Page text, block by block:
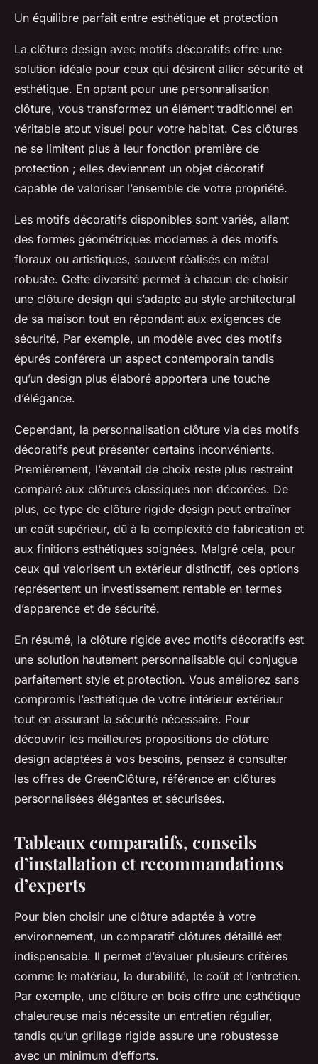
Un équilibre parfait entre esthétique et protection
La clôture design avec motifs décoratifs offre une
solution idéale pour ceux qui désirent allier sécurité et
esthétique. En optant pour une personnalisation
clôture, vous transformez un élément traditionnel en
véritable atout visuel pour votre habitat. Ces clôtures
ne se limitent plus à leur fonction première de
protection ; elles deviennent un objet décoratif
capable de valoriser l’ensemble de votre propriété.
Les motifs décoratifs disponibles sont variés, allant
des formes géométriques modernes à des motifs
floraux ou artistiques, souvent réalisés en métal
robuste. Cette diversité permet à chacun de choisir
une clôture design qui s’adapte au style architectural
de sa maison tout en répondant aux exigences de
sécurité. Par exemple, un modèle avec des motifs
épurés conférera un aspect contemporain tandis
qu’un design plus élaboré apportera une touche
d’élégance.
Cependant, la personnalisation clôture via des motifs
décoratifs peut présenter certains inconvénients.
Premièrement, l’éventail de choix reste plus restreint
comparé aux clôtures classiques non décorées. De
plus, ce type de clôture rigide design peut entraîner
un coût supérieur, dû à la complexité de fabrication et
aux finitions esthétiques soignées. Malgré cela, pour
ceux qui valorisent un extérieur distinctif, ces options
représentent un investissement rentable en termes
d’apparence et de sécurité.
En résumé, la clôture rigide avec motifs décoratifs est
une solution hautement personnalisable qui conjugue
parfaitement style et protection. Vous améliorez sans
compromis l’esthétique de votre intérieur extérieur
tout en assurant la sécurité nécessaire. Pour
découvrir les meilleures propositions de clôture
design adaptées à vos besoins, pensez à consulter
les offres de GreenClôture, référence en clôtures
personnalisées élégantes et sécurisées.
Tableaux comparatifs, conseils
d’installation et recommandations
d’experts
Pour bien choisir une clôture adaptée à votre
environnement, un comparatif clôtures détaillé est
indispensable. Il permet d’évaluer plusieurs critères
comme le matériau, la durabilité, le coût et l’entretien.
Par exemple, une clôture en bois offre une esthétique
chaleureuse mais nécessite un entretien régulier,
tandis qu’un grillage rigide assure une robustesse
avec un minimum d’efforts.